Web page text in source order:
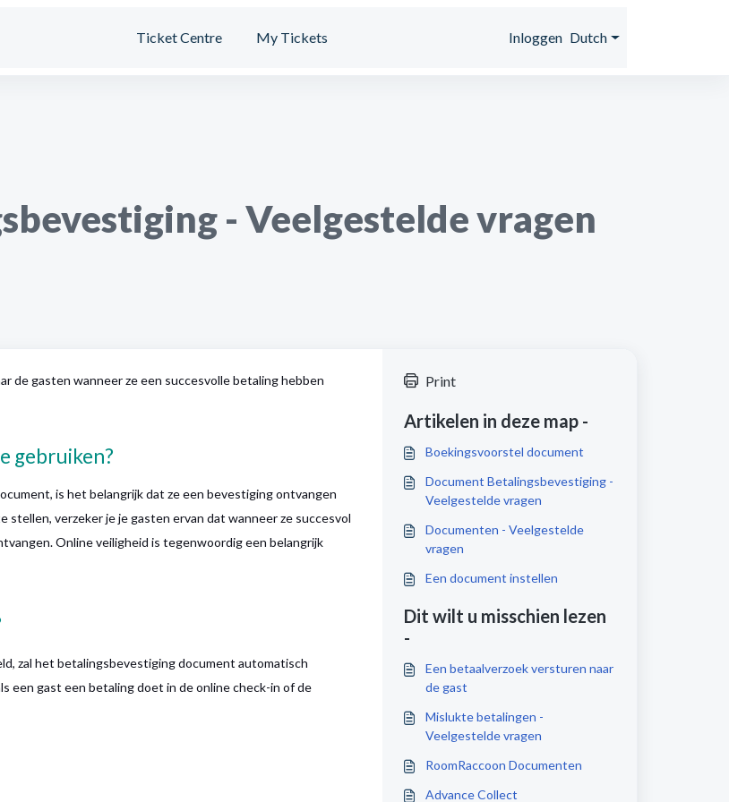
Ticket Centre My Tickets Inloggen Dutch
- Veelgestelde vragen
de gasten wanneer ze een succesvolle betaling hebben
gebruiken?
is het belangrijk dat ze een bevestiging ontvangen
verzeker je je gasten ervan dat wanneer ze succesvol
Online veiligheid is tegenwoordig een belangrijk
zal het betalingsbevestiging document automatisch
een gast een betaling doet in de online check-in of de
Print
Artikelen in deze map -
Boekingsvoorstel document
Document Betalingsbevestiging -
Veelgestelde vragen
Documenten - Veelgestelde
vragen
Een document instellen
Dit wilt u misschien lezen
-
Een betaalverzoek versturen naar
de gast
Mislukte betalingen -
Veelgestelde vragen
RoomRaccoon Documenten
Advance Collect